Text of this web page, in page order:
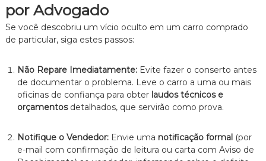
por Advogado
Se você descobriu um vício oculto em um carro comprado
de particular, siga estes passos:
Não Repare Imediatamente:Evite fazer o conserto antes
de documentar o problema. Leve o carro a uma ou mais
oficinas de confiança para obter laudos técnicos e
orçamentosdetalhados, que servirão como prova.
Notifique o Vendedor:Envie uma notificação formal(por
e-mail com confirmação de leitura ou carta com Aviso de